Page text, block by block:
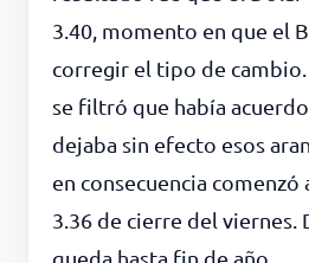
3.40, momento en que el
corregir el tipo de
se filtró que había acuerdo
dejaba sin efecto esos
en consecuencia comenzó
3.36 de cierre del viernes.
queda hasta fin de año….